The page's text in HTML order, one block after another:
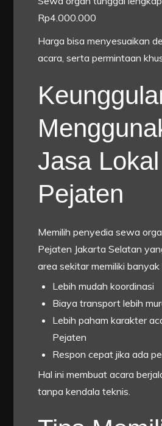
Rp4.000.000
Harga bisa menyesuaikan
acara, serta permintaan
Jasa Lokal
Pejaten
Memilih penyedia sewa
Pejaten Jakarta Selatan
area sekitar memiliki
Lebih mudah koordinasi
Biaya transport lebih
Lebih paham karakter
Pejaten
Respon cepat jika ada
Hal ini membuat acara
tanpa kendala teknis.